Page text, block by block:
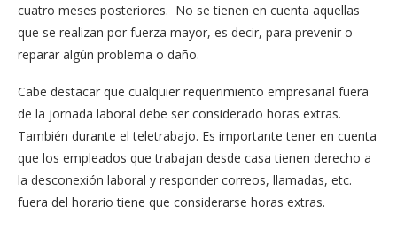
cuatro meses posteriores. No se tienen en cuenta aquellas
que se realizan por fuerza mayor, es decir, para prevenir o
reparar algún problema o daño.
Cabe destacar que cualquier requerimiento empresarial fuera
de la jornada laboral debe ser considerado horas extras.
También durante el teletrabajo. Es importante tener en cuenta
que los empleados que trabajan desde casa tienen derecho a
la desconexión laboral y responder correos, llamadas, etc.
fuera del horario tiene que considerarse horas extras.